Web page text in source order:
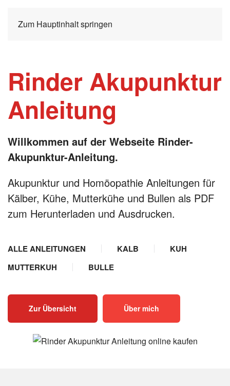
Zum Hauptinhalt springen
Rinder Akupunktur
Anleitung
Willkommen auf der Webseite Rinder-
Akupunktur-Anleitung.
Akupunktur und Homöopathie Anleitungen für
Kälber, Kühe, Mutterkühe und Bullen als PDF
zum Herunterladen und Ausdrucken.
ALLE ANLEITUNGEN KALB
KUH
MUTTERKUH
BULLE
Zur Übersicht Über mich